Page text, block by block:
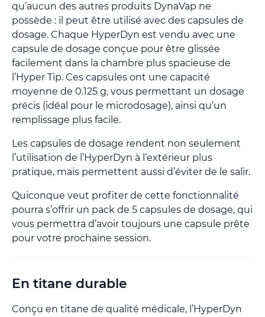
qu’aucun des autres produits DynaVap ne
possède : il peut être utilisé avec des capsules de
dosage. Chaque HyperDyn est vendu avec une
capsule de dosage conçue pour être glissée
facilement dans la chambre plus spacieuse de
l’Hyper Tip. Ces capsules ont une capacité
moyenne de 0.125 g, vous permettant un dosage
précis (idéal pour le microdosage), ainsi qu’un
remplissage plus facile.
Les capsules de dosage rendent non seulement
l’utilisation de l’HyperDyn à l’extérieur plus
pratique, mais permettent aussi d’éviter de le salir.
Quiconque veut profiter de cette fonctionnalité
pourra s’offrir un pack de 5 capsules de dosage, qui
vous permettra d’avoir toujours une capsule prête
pour votre prochaine session.
En titane durable
Conçu en titane de qualité médicale, l’HyperDyn